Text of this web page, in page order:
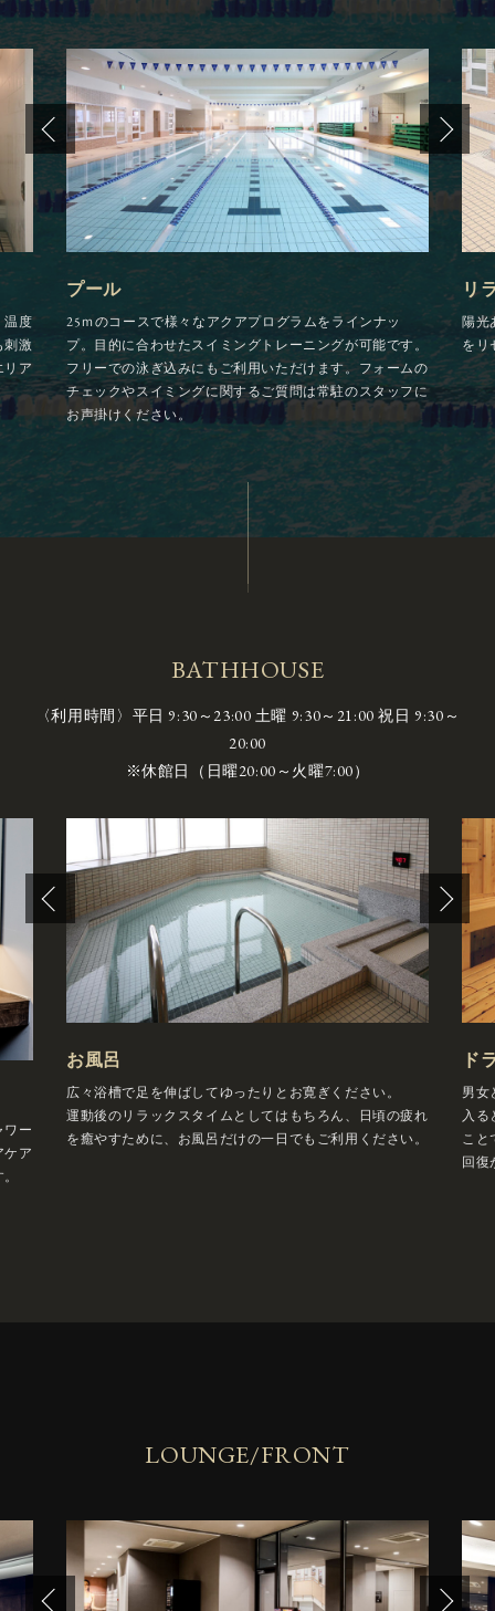
温度
刺激
リア
プール
25ｍのコースで様々なアクアプログラムをラインナッ
プ。目的に合わせたスイミングトレーニングが可能です。
フリーでの泳ぎ込みにもご利用いただけます。フォームの
チェックやスイミングに関するご質問は常駐のスタッフに
お声掛けください。
リ
陽光
をリ
BATHHOUSE
〈利用時間〉 平日 9:30～23:00 土曜 9:30～21:00 祝日 9:30～
20:00
※休館日（日曜20:00～火曜7:00）
ワー
ケア
お風呂
広々浴槽で足を伸ばしてゆったりとお寛ぎください。
運動後のリラックスタイムとしてはもちろん、日頃の疲れ
を癒やすために、お風呂だけの一日でもご利用ください。
ド
男女
入る
こと
回復
LOUNGE/FRONT